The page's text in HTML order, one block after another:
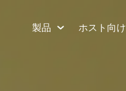
製品 ホスト向け